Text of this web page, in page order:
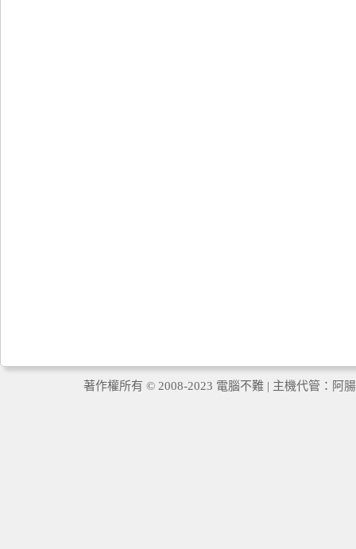
著作權所有 © 2008-2023 電腦不難 | 主機代管： 阿